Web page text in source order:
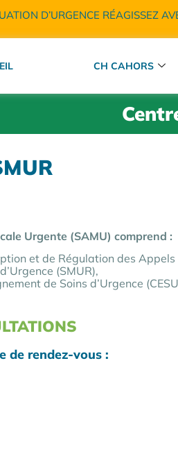
D’URGENCE RÉAGISSEZ
CH CAHORS
Urgente (SAMU) comprend :
et de Régulation des Appels
(SMUR),
de Soins d’Urgence
de rendez-vous :